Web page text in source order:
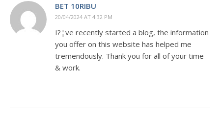
BET 10RIBU
20/04/2024 AT 4:32 PM
I?¦ve recently started a blog, the information
you offer on this website has helped me
tremendously. Thank you for all of your time
& work.